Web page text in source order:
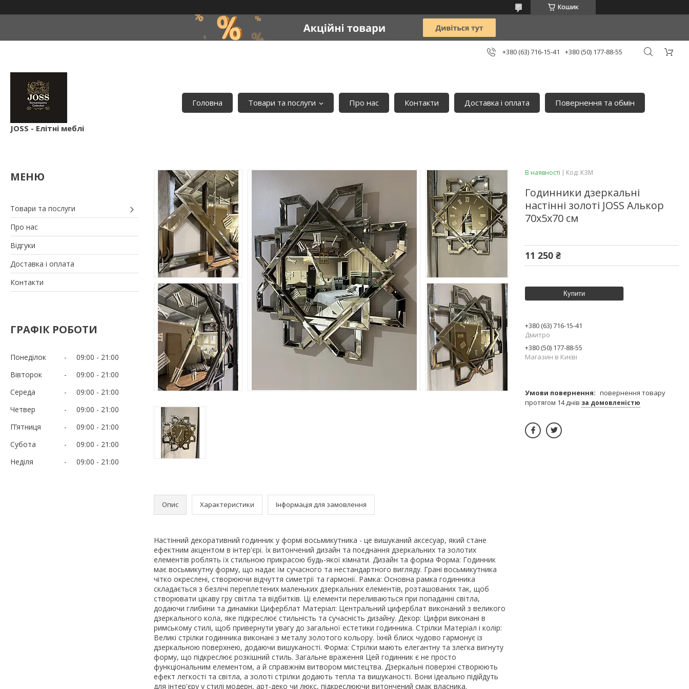
Кошик
+380 (63) 716-15-41 +380 (50) 177-88-55
JOSS - Елітні меблі
Головна Товари та послуги Про нас Контакти Доставка і оплата Повернення та обмін
Товари та послуги
Про нас
Відгуки
Доставка і оплата
Контакти
ГРАФІК РОБОТИ
Понеділок 09:00
21:00
Вівторок
09:00
21:00
Середа
09:00
21:00
Четвер
09:00
21:00
Пʼятниця
09:00
21:00
Субота
09:00
21:00
Неділя
09:00 21:00
Опис Характеристики Інформація для замовлення
Настінний декоративний годинник у формі восьмикутника - це вишуканий аксесуар, який стане
ефектним акцентом в інтер'єрі. Їх витончений дизайн та поєднання дзеркальних та золотих
елементів роблять їх стильною прикрасою будь-якої кімнати. Дизайн та форма Форма: Годинник
має восьмикутну форму, що надає їм сучасного та нестандартного вигляду. Грані восьмикутника
чітко окреслені, створюючи відчуття симетрії та гармонії. Рамка: Основна рамка годинника
складається з безлічі переплетених маленьких дзеркальних елементів, розташованих так, щоб
створювати цікаву гру світла та відбитків. Ці елементи переливаються при попаданні світла,
додаючи глибини та динаміки Циферблат Матеріал: Центральний циферблат виконаний з великого
дзеркального кола, яке підкреслює стильність та сучасність дизайну. Декор: Цифри виконані в
римському стилі, щоб привернути увагу до загальної естетики годинника. Стрілки Матеріал і колір:
Великі стрілки годинника виконані з металу золотого кольору. Їхній блиск чудово гармонує із
дзеркальною поверхнею, додаючи вишуканості. Форма: Стрілки мають елегантну та злегка вигнуту
форму, що підкреслює розкішний стиль. Загальне враження Цей годинник є не просто
функціональним елементом, а й справжнім витвором мистецтва. Дзеркальні поверхні створюють
ефект легкості та світла, а золоті стрілки додають тепла та вишуканості. Вони ідеально підійдуть
для інтер'єру у стилі модерн, арт-деко чи люкс, підкреслюючи витончений смак власника.
В наявності Код: КЗМ
Годинники дзеркальні
настінні золоті JOSS Алькор
70х5х70 см
11 250 ₴
Купити
+380 (63) 716-15-41
Дмитро
+380 (50) 177-88-55
Магазин в Києві
повернення товару
протягом 14 днів за домовленістю